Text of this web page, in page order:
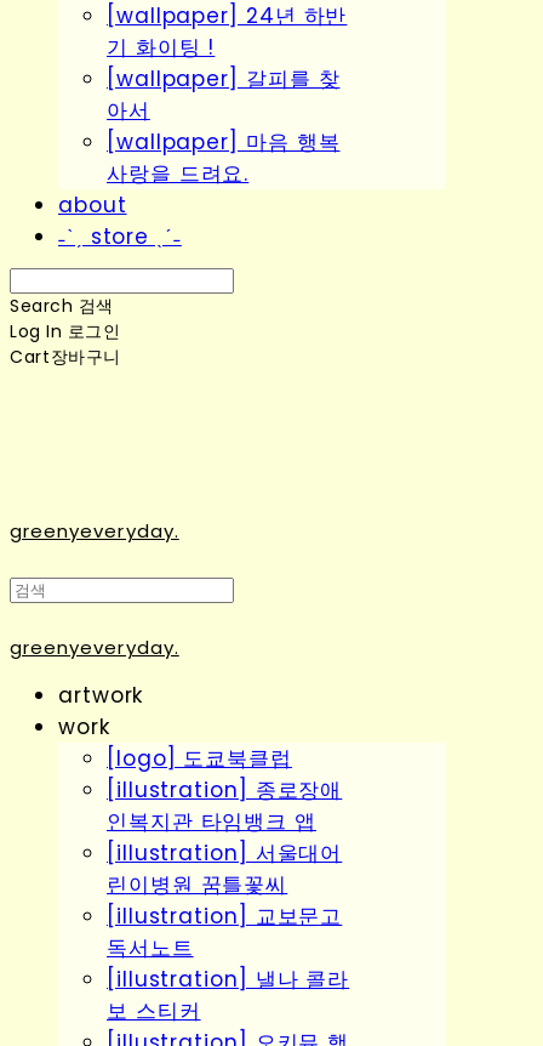
[wallpaper] 24년 하반
기 화이팅 !
[wallpaper] 갈피를 찾
아서
[wallpaper] 마음 행복
사랑을 드려요.
about
˗ˋˏ store ˎˊ˗
Search 검색
Log In 로그인
Cart장바구니
greenyeveryday.
greenyeveryday.
artwork
work
[logo] 도쿄북클럽
[illustration] 종로장애
인복지관 타임뱅크 앱
[illustration] 서울대어
린이병원 꿈틀꽃씨
[illustration] 교보문고
독서노트
[illustration] 낼나 콜라
보 스티커